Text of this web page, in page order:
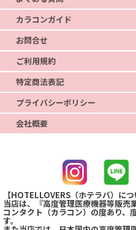
カラコンガイド
お問合せ
ご利用規約
特定商法表記
プライバシーポリシー
会社概要
【HOTELLOVERS（ホテラバ）につ
当店は、『高度管理医療機器等販売
コンタクト（カラコン）の度あり、
す。